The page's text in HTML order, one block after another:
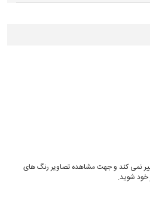
نمی کند و جهت مشاهده تصاویر رنگ های
خود شوید.